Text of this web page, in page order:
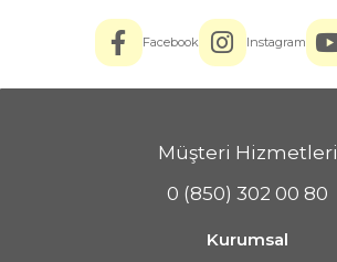
Facebook Instagram
Müşteri Hizmetleri
0 (850) 302 00 80
Kurumsal